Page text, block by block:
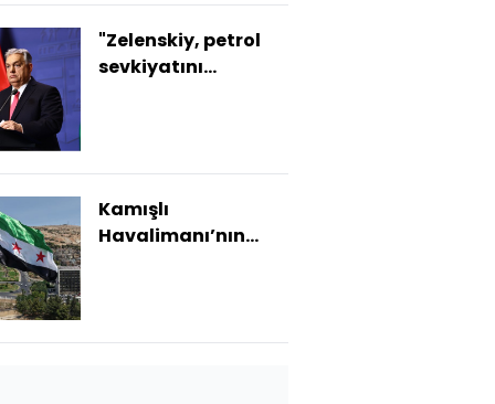
"Zelenskiy, petrol
sevkiyatını
Kamışlı
Havalimanı’nın